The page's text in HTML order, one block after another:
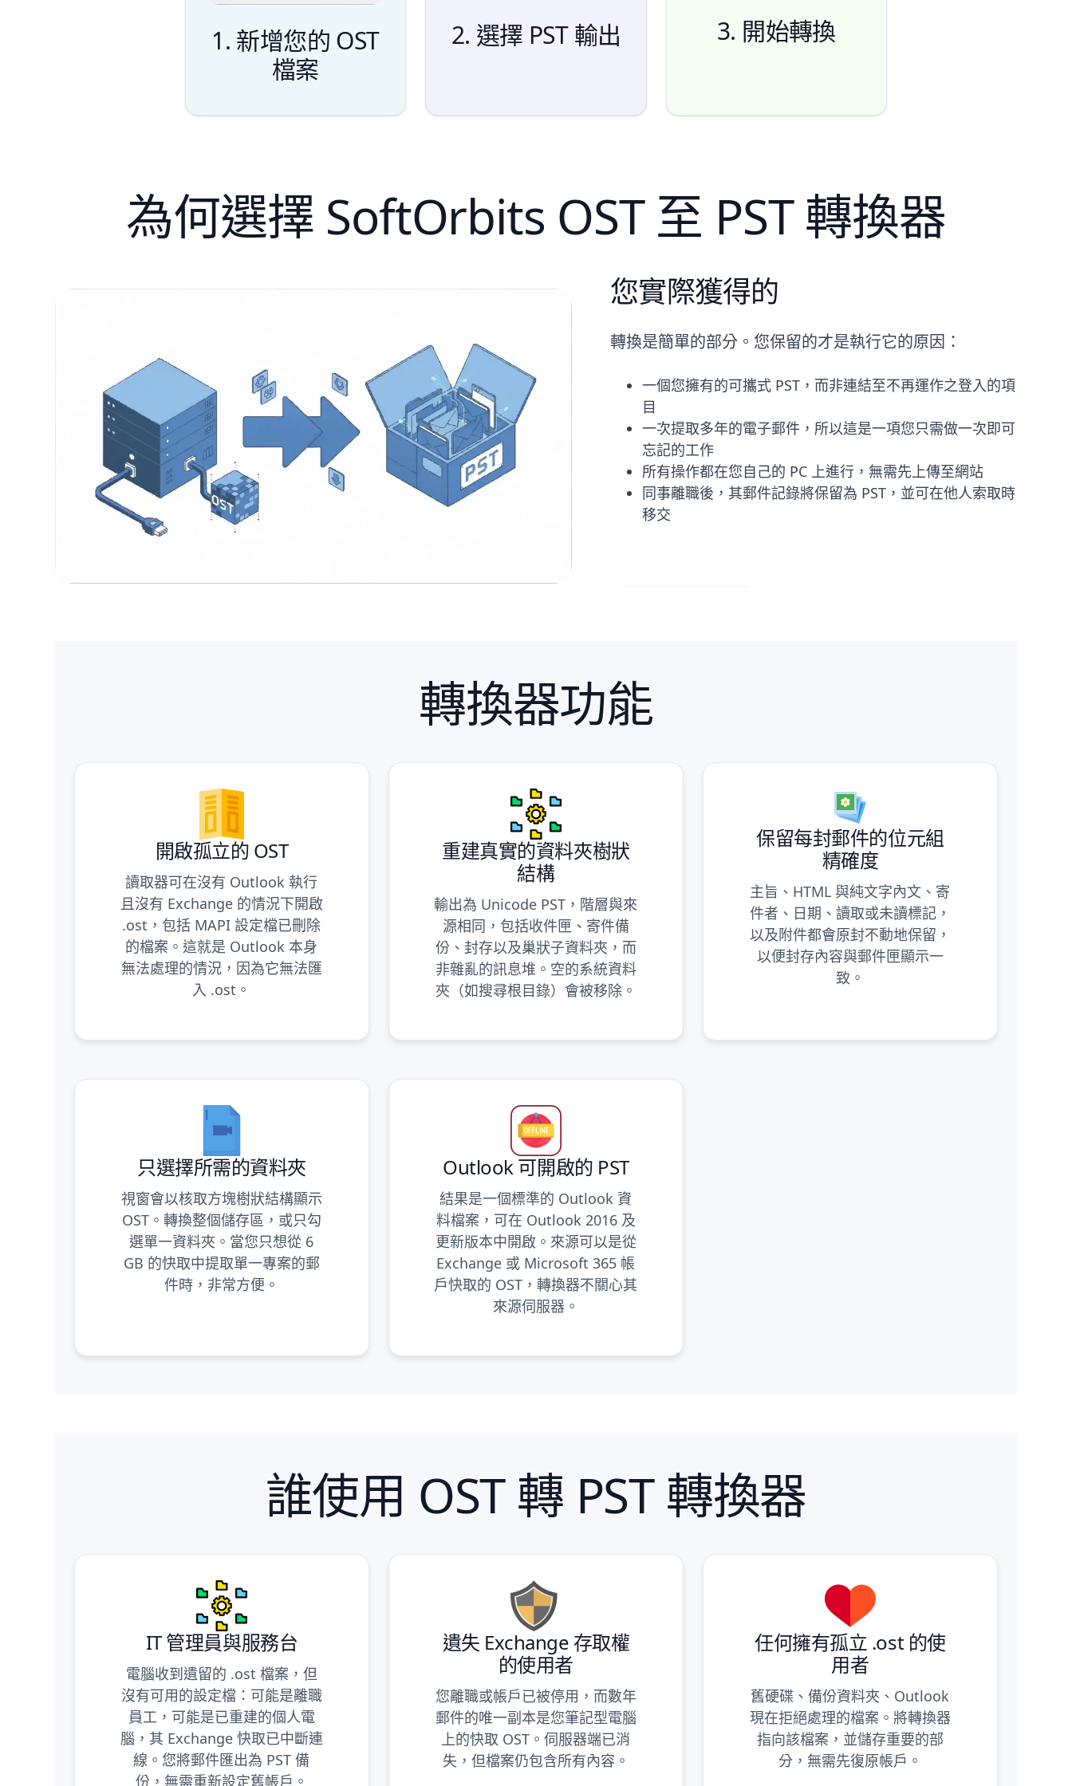
1. 新增您的 OST
檔案
新
2. 選擇 PST 輸出 3. 開始轉換
開始
為何選擇 SoftOrbits OST 至 PST 轉換器
您實際獲得的
轉換是簡單的部分。您保留的才是執行它的原因：
一個您擁有的可攜式 PST，而非連結至不再運作之登入的項
目
一次提取多年的電子郵件，所以這是一項您只需做一次即可
忘記的工作
所有操作都在您自己的 PC 上進行，無需先上傳至網站
同事離職後，其郵件記錄將保留為 PST，並可在他人索取時
移交
轉換器功能
開啟孤立的 OST
讀取器可在沒有 Outlook 執行
且沒有 Exchange 的情況下開啟
.ost，包括 MAPI 設定檔已刪除
的檔案。這就是 Outlook 本身
無法處理的情況，因為它無法匯
入 .ost。
重建真實的資料夾樹狀
結構
輸出為 Unicode PST，階層與來
源相同，包括收件匣、寄件備
份、封存以及巢狀子資料夾，而
非雜亂的訊息堆。空的系統資料
夾（如搜尋根目錄）會被移除。
保留每封郵件的位元組
精確度
主旨、HTML 與純文字內文、寄
件者、日期、讀取或未讀標記，
以及附件都會原封不動地保留，
以便封存內容與郵件匣顯示一
致。
只選擇所需的資料夾
視窗會以核取方塊樹狀結構顯示
OST。轉換整個儲存區，或只勾
選單一資料夾。當您只想從 6
GB 的快取中提取單一專案的郵
件時，非常方便。
Outlook 可開啟的 PST
結果是一個標準的 Outlook 資
料檔案，可在 Outlook 2016 及
更新版本中開啟。來源可以是從
Exchange 或 Microsoft 365 帳
戶快取的 OST，轉換器不關心其
來源伺服器。
誰使用 OST 轉 PST 轉換器
IT 管理員與服務台
電腦收到遺留的 .ost 檔案，但
沒有可用的設定檔：可能是離職
員工，可能是已重建的個人電
腦，其 Exchange 快取已中斷連
線。您將郵件匯出為 PST 備
份，無需重新設定舊帳戶。
遺失 Exchange 存取權
的使用者
您離職或帳戶已被停用，而數年
郵件的唯一副本是您筆記型電腦
上的快取 OST。伺服器端已消
失，但檔案仍包含所有內容。
任何擁有孤立 .ost 的使
用者
舊硬碟、備份資料夾、Outlook
現在拒絕處理的檔案。將轉換器
指向該檔案，並儲存重要的部
分，無需先復原帳戶。